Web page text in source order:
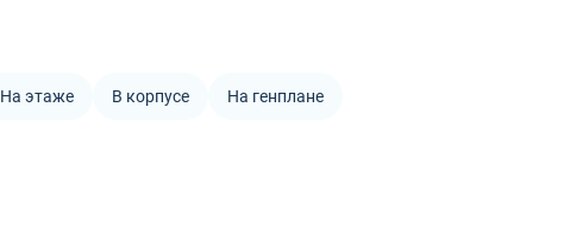
На этаже В корпусе На генплане